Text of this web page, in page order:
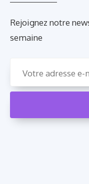
Rejoignez notre
semaine